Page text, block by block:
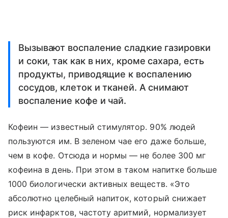
Вызывают воспаление сладкие газировки
и соки, так как в них, кроме сахара, есть
продукты, приводящие к воспалению
сосудов, клеток и тканей. А снимают
воспаление кофе и чай.
Кофеин — известный стимулятор. 90% людей
пользуются им. В зеленом чае его даже больше,
чем в кофе. Отсюда и нормы — не более 300 мг
кофеина в день. При этом в таком напитке больше
1000 биологически активных веществ. «Это
абсолютно целебный напиток, который снижает
риск инфарктов, частоту аритмий, нормализует